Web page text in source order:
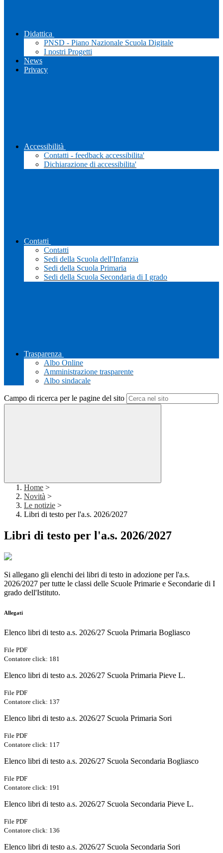
Didattica
PNSD - Piano Nazionale Scuola Digitale
I nostri Progetti
News
Privacy
Accessibilità
Contatti - feedback accessibilita'
Dichiarazione di accessibilita'
Contatti
Contatti
Sedi della Scuola dell'Infanzia
Sedi della Scuola Primaria
Sedi della Scuola Secondaria di I grado
Trasparenza
Albo Online
Amministrazione trasparente
Albo sindacale
Campo di ricerca per le pagine del sito
Home >
Novità >
Le notizie >
Libri di testo per l'a.s. 2026/2027
Libri di testo per l'a.s. 2026/2027
Si allegano gli elenchi dei libri di testo in adozione per l'a.s.
2026/2027 per tutte le classi delle Scuole Primarie e Secondarie di I
grado dell'Istituto.
Allegati
Elenco libri di testo a.s. 2026/27 Scuola Primaria Bogliasco
File PDF
Contatore click: 181
Elenco libri di testo a.s. 2026/27 Scuola Primaria Pieve L.
File PDF
Contatore click: 137
Elenco libri di testo a.s. 2026/27 Scuola Primaria Sori
File PDF
Contatore click: 117
Elenco libri di testo a.s. 2026/27 Scuola Secondaria Bogliasco
File PDF
Contatore click: 191
Elenco libri di testo a.s. 2026/27 Scuola Secondaria Pieve L.
File PDF
Contatore click: 136
Elenco libri di testo a.s. 2026/27 Scuola Secondaria Sori